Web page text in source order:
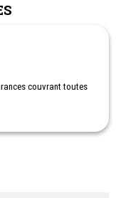
couvrant toutes